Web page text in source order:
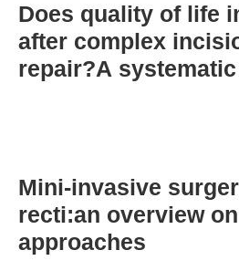
Does quality of life
after complex
repair?A
Mini-invasive
recti:an overview
approaches